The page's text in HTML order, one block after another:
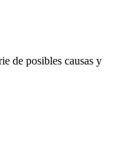
de posibles causas y